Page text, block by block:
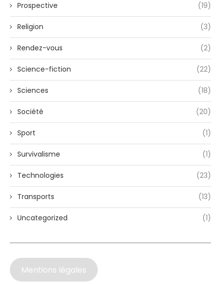
Prospective (19)
Religion (3)
Rendez-vous (2)
Science-fiction (22)
Sciences (18)
Société (20)
Sport (1)
Survivalisme (1)
Technologies (23)
Transports (13)
Uncategorized (1)
Mentions légales